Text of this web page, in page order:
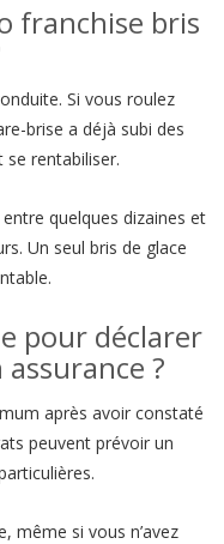
franchise bris
Si vous roulez
brise a déjà subi des
rentabiliser.
quelques dizaines et
Un seul bris de glace
pour déclarer
?
après avoir constaté
peuvent prévoir un
même si vous n’avez